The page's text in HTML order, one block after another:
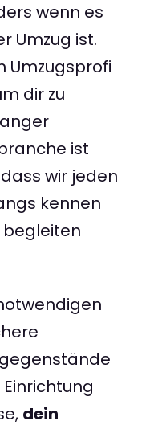
wenn es
Umzug ist.
Umzugsprofi
dir zu
ist
wir jeden
kennen
begleiten
dein